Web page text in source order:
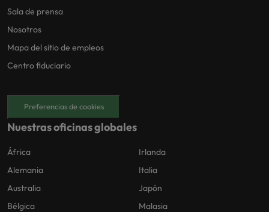
Sala de prensa
Nosotros
Mapa del sitio de empleos
Centro fiduciario
Preferencias de cookies
Nuestras oficinas globales
África
Alemania
Australia
Bélgica
Irlanda
Italia
Japón
Malasia